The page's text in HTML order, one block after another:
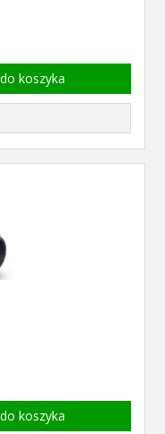
do koszyka
do koszyka